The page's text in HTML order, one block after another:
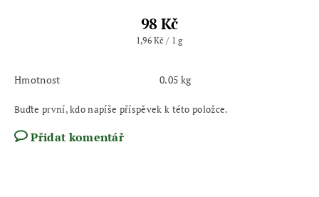
98 Kč
1,96 Kč / 1 g
Hmotnost 0.05 kg
Buďte první, kdo napíše příspěvek k této položce.
Přidat komentář